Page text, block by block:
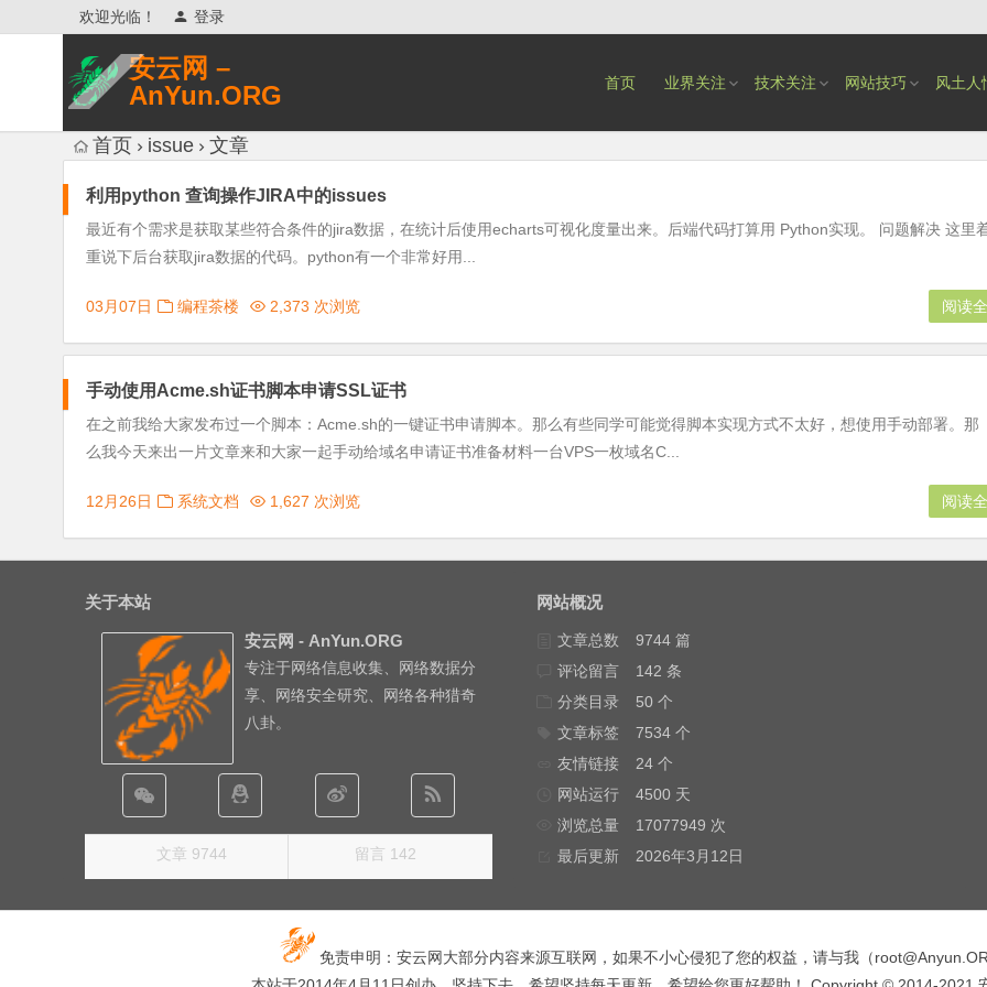
欢迎光临！ 登录
安云网 –
AnYun.ORG
网络安全研究、网络各种猎奇八卦。
首页 业界关注 技术关注 网站技巧 风土人
首页 issue 文章
利用python 查询操作JIRA中的issues
最近有个需求是获取某些符合条件的jira数据，在统计后使用echarts可视化度量出来。后端代码打算用 Python实现。 问题解决 这里
重说下后台获取jira数据的代码。python有一个非常好用...
03月07日 编程茶楼 2,373 次浏览 阅读
手动使用Acme.sh证书脚本申请SSL证书
在之前我给大家发布过一个脚本：Acme.sh的一键证书申请脚本。那么有些同学可能觉得脚本实现方式不太好，想使用手动部署。那
么我今天来出一片文章来和大家一起手动给域名申请证书准备材料一台VPS一枚域名C...
12月26日 系统文档 1,627 次浏览 阅读
关于本站
安云网 - AnYun.ORG
专注于网络信息收集、网络数据分
享、网络安全研究、网络各种猎奇
八卦。
文章 9744 留言 142
网站概况
文章总数
9744 篇
评论留言
142 条
分类目录
50 个
文章标签
7534 个
友情链接
24 个
网站运行
4500 天
浏览总量
17077949 次
最后更新
2026年3月12日
免责申明：安云网大部分内容来源互联网，如果不小心侵犯了您的权益，请与我（